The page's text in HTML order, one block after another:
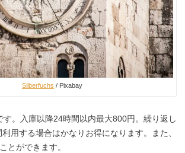
Silberfuchs / Pixabay
す。入庫以降24時間以内最大800円。繰り返し
用する場合はかなりお得になります。また、
とができます。